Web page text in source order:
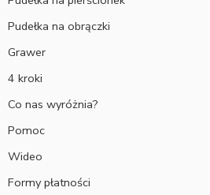
Pudełka na obrączki
Grawer
4 kroki
Co nas wyróżnia?
Pomoc
Wideo
Formy płatności